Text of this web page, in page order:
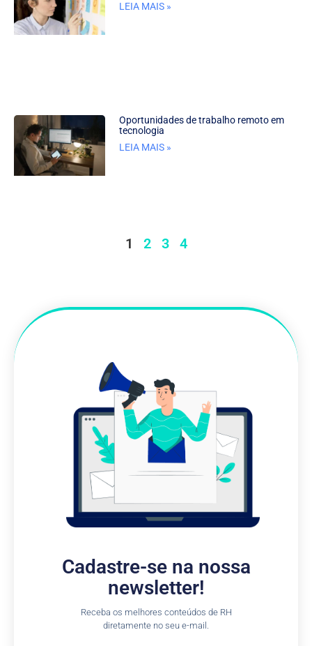
LEIA MAIS »
Oportunidades de trabalho remoto em
tecnologia
LEIA MAIS »
1 2 3 4
Cadastre-se na nossa
newsletter!
Receba os melhores conteúdos de RH
diretamente no seu e-mail.